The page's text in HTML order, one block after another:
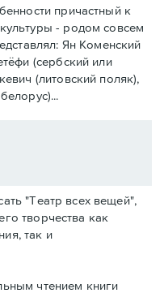
причастный к
- родом совсем
Ян Коменский
(сербский или
(литовский поляк),
"Театр всех вещей",
творчества как
так и
чтением книги